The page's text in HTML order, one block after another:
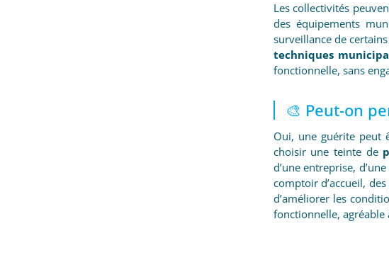
Les collectivités
des équipements
surveillance de
techniques
fonctionnelle, sans
🎨 Peut-on
Oui, une guérite peut
choisir une teinte de
d’une entreprise,
comptoir d’accueil,
d’améliorer les
fonctionnelle, agréable